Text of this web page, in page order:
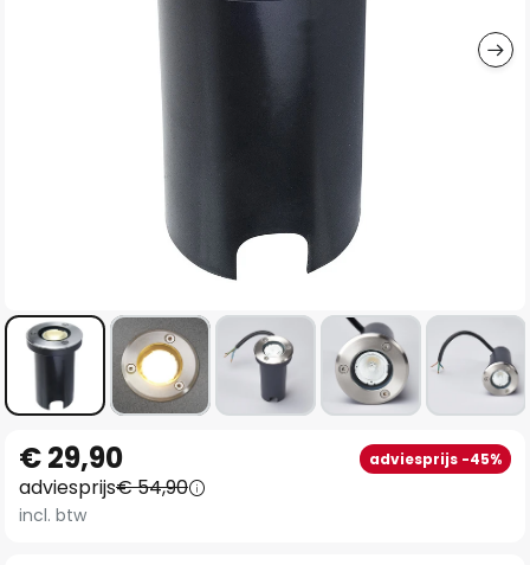
naar
het
begin
€ 29,90 adviesprijs -45%
adviesprijs€ 54,90
incl. btw